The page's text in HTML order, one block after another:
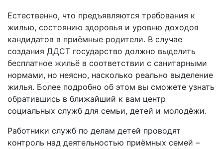
Естественно, что предъявляются требования к
жилью, состоянию здоровья и уровню доходов
кандидатов в приёмные родители. В случае
создания ДДСТ государство должно выделить
бесплатное жильё в соответствии с санитарными
нормами, но неясно, насколько реально выделение
жилья. Более подробно об этом вы сможете узнать
обратившись в ближайший к вам центр
социальных служб для семьи, детей и молодёжи.
Работники служб по делам детей проводят
контроль над деятельностью приёмных семей –